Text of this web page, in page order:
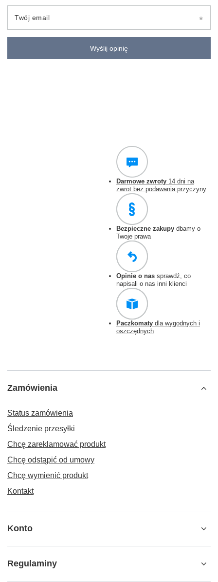
Twój email
Wyślij opinię
Darmowe zwroty 14 dni na
zwrot bez podawania przyczyny
Bezpieczne zakupy dbamy o
Twoje prawa
Opinie o nas sprawdź, co
napisali o nas inni klienci
Paczkomaty dla wygodnych i
oszczędnych
Zamówienia
Status zamówienia
Śledzenie przesyłki
Chcę zareklamować produkt
Chcę odstąpić od umowy
Chcę wymienić produkt
Kontakt
Konto
Regulaminy